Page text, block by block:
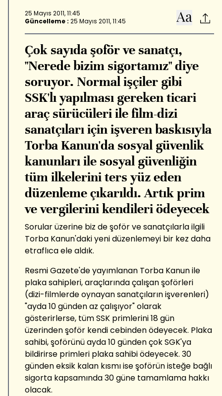
25 Mayıs 2011, 11:45
Güncelleme : 25 Mayıs 2011, 11:45
Çok sayıda şoför ve sanatçı,
"Nerede bizim sigortamız" diye
soruyor. Normal işçiler gibi
SSK'lı yapılması gereken ticari
araç sürücüleri ile film-dizi
sanatçıları için işveren baskısıyla
Torba Kanun'da sosyal güvenlik
kanunları ile sosyal güvenliğin
tüm ilkelerini ters yüz eden
düzenleme çıkarıldı. Artık prim
ve vergilerini kendileri ödeyecek
Sorular üzerine biz de şoför ve sanatçılarla ilgili
Torba Kanun'daki yeni düzenlemeyi bir kez daha
etraflıca ele aldık.
Resmi Gazete'de yayımlanan Torba Kanun ile
plaka sahipleri, araçlarında çalışan şoförleri
(dizi-filmlerde oynayan sanatçıların işverenleri)
"ayda 10 günden az çalışıyor" olarak
gösterirlerse, tüm SSK primlerini 18 gün
üzerinden şoför kendi cebinden ödeyecek. Plaka
sahibi, şoförünü ayda 10 günden çok SGK'ya
bildirirse primleri plaka sahibi ödeyecek. 30
günden eksik kalan kısmı ise şoförün isteğe bağlı
sigorta kapsamında 30 güne tamamlama hakkı
olacak.